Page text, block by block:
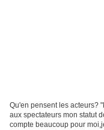
Qu'en pensent les acteurs?
aux spectateurs mon statut
compte beaucoup pour